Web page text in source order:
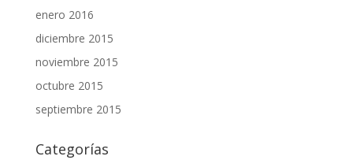
enero 2016
diciembre 2015
noviembre 2015
octubre 2015
septiembre 2015
Categorías